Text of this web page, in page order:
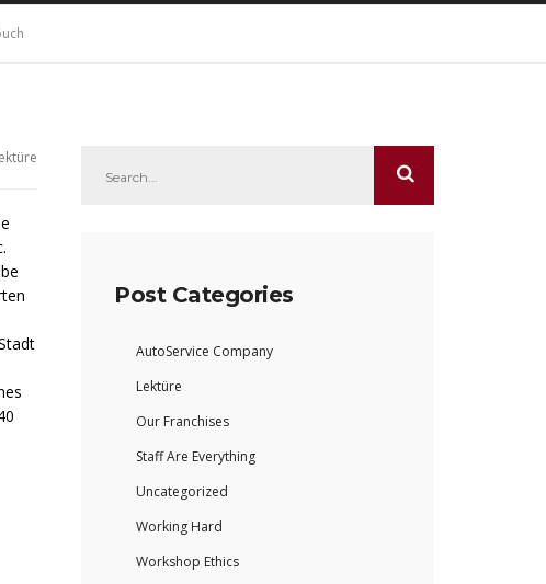
Post Categories
AutoService Company
Lektüre
Our Franchises
Staff Are Everything
Uncategorized
Working Hard
Workshop Ethics